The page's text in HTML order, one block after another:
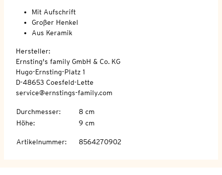
Mit Aufschrift
Großer Henkel
Aus Keramik
Hersteller:
Ernsting's family GmbH & Co. KG
Hugo-Ernsting-Platz 1
D-48653 Coesfeld-Lette
service@ernstings-family.com
Durchmesser:
8 cm
Höhe: 9 cm
Artikelnummer: 8564270902